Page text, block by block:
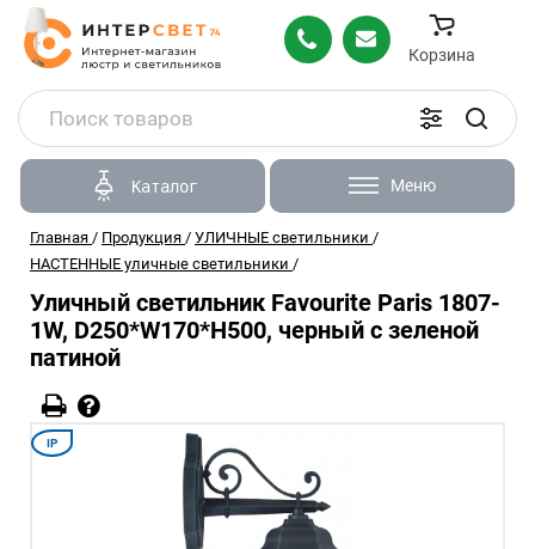
Корзина
Каталог Меню
Главная / Продукция / УЛИЧНЫЕ светильники /
НАСТЕННЫЕ уличные светильники /
Уличный светильник Favourite Paris 1807-
1W, D250*W170*H500, черный с зеленой
патиной
IP